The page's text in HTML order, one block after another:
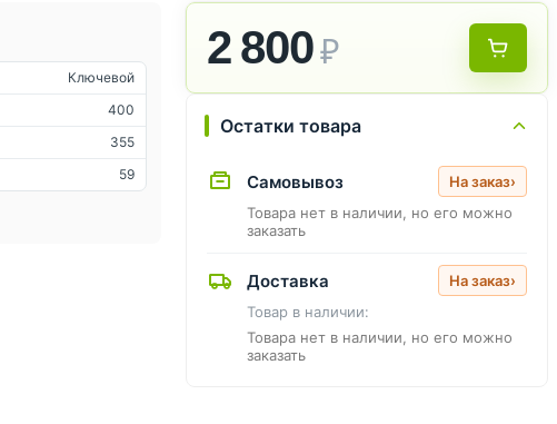
Ключевой
400
355
59
2 800₽
Остатки товара
Самовывоз На заказ›
Товара нет в наличии, но его можно
заказать
Доставка На заказ›
Товар в наличии:
Товара нет в наличии, но его можно
заказать